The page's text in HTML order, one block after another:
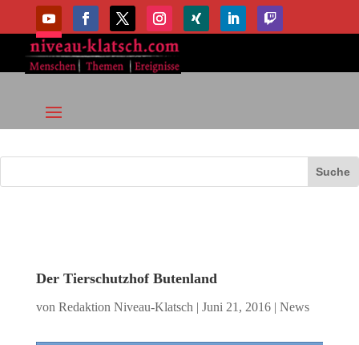
Der Tierschutzhof Butenland
von Redaktion Niveau-Klatsch | Juni 21, 2016| News